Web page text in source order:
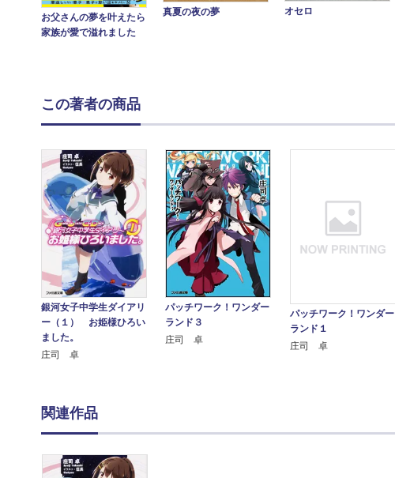
お父さんの夢を叶えたら
家族が愛で溢れました
真夏の夜の夢 オセロ
この著者の商品
銀河女子中学生ダイアリ
ー（１） お姫様ひろい
ました。
庄司 卓
パッチワーク！ワンダー
ランド３
庄司 卓
パッチワーク！ワンダー
ランド１
庄司 卓
関連作品